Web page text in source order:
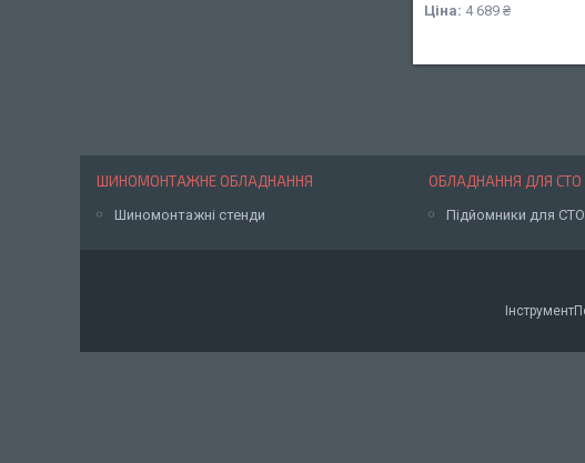
Ціна: 4 689 ₴
ШИНОМОНТАЖНЕ ОБЛАДНАННЯ
Шиномонтажні стенди
ОБЛАДНАННЯ ДЛЯ СТО
Підйомники для СТО